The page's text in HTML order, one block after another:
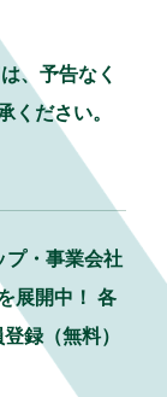
、予告なく
ください。
・事業会社
展開中！ 各
録（無料）